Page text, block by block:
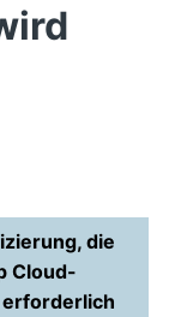
die
Cloud-